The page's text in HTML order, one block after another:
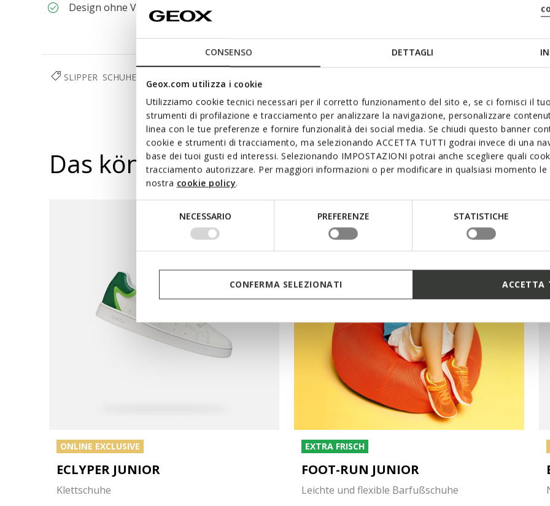
CONSENSO DETTAGLI
Geox.com utilizza i cookie
Utilizziamo cookie tecnici necessari per il corretto funzionamento del sito e, se ci fornisci il
strumenti di profilazione e tracciamento per analizzare la navigazione, personalizzare
linea con le tue preferenze e fornire funzionalità dei social media. Se chiudi questo banner
cookie e strumenti di tracciamento, ma selezionando ACCETTA TUTTI godrai invece di una
base dei tuoi gusti ed interessi. Selezionando IMPOSTAZIONI potrai anche scegliere quali
tracciamento autorizzare. Per maggiori informazioni o per modificare in qualsiasi momento
nostra cookie policy.
NECESSARIO PREFERENZE STATISTICHE
CONFERMA SELEZIONATI ACCETTA
Design ohne Verschluss, für schnelleres Anziehen
SLIPPER SCHUHE
Das könnte Ihnen auch gefallen:
ONLINE EXCLUSIVE
ECLYPER JUNIOR
Klettschuhe
EXTRA FRISCH
FOOT-RUN JUNIOR
Leichte und flexible Barfußschuhe